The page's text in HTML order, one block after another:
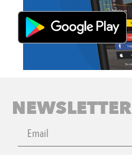
NEWSLETTER